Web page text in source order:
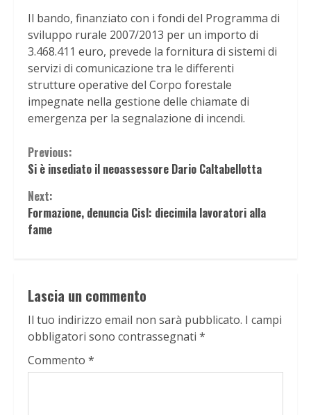
Il bando, finanziato con i fondi del Programma di
sviluppo rurale 2007/2013 per un importo di
3.468.411 euro, prevede la fornitura di sistemi di
servizi di comunicazione tra le differenti
strutture operative del Corpo forestale
impegnate nella gestione delle chiamate di
emergenza per la segnalazione di incendi.
Continue
Reading
Previous:
Si è insediato il neoassessore Dario Caltabellotta
Next:
Formazione, denuncia Cisl: diecimila lavoratori alla
fame
Lascia un commento
Il tuo indirizzo email non sarà pubblicato. I campi
obbligatori sono contrassegnati *
Commento *